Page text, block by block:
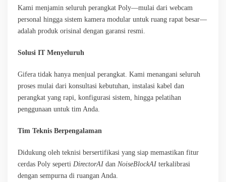
Kami menjamin seluruh perangkat Poly—mulai dari webcam
personal hingga sistem kamera modular untuk ruang rapat besar—
adalah produk orisinal dengan garansi resmi.
Solusi IT Menyeluruh
Gifera tidak hanya menjual perangkat. Kami menangani seluruh
proses mulai dari konsultasi kebutuhan, instalasi kabel dan
perangkat yang rapi, konfigurasi sistem, hingga pelatihan
penggunaan untuk tim Anda.
Tim Teknis Berpengalaman
Didukung oleh teknisi bersertifikasi yang siap memastikan fitur
cerdas Poly seperti DirectorAI dan NoiseBlockAI terkalibrasi
dengan sempurna di ruangan Anda.